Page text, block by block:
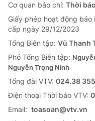
Cơ quan báo chí: Thời
Giấy phép hoạt động
cấp ngày 29/12/2023
Tổng Biên tập: Vũ Thanh
Phó Tổng Biên tập:
Nguyễn Trọng Ninh
Tổng đài VTV: 024.38
Ðiện thoại Thời báo VTV:
Email: toasoan@vtv.vn